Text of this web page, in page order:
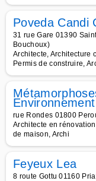
Poveda Candi
31 rue Gare 01390
Bouchoux)
Architecte, Architecture
Permis de construire,
Environnement
rue Rondes 01800
Architecte en
de maison, Archi
Feyeux Lea
8 route Gottu 01160